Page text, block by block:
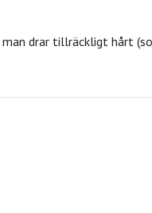
drar tillräckligt hårt